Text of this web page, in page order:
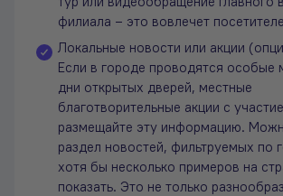
тур или видеообращение главного
филиала – это вовлечет
Локальные новости или акции
Если в городе проводятся особые
дни открытых дверей, местные
благотворительные акции с
размещайте эту информацию.
раздел новостей, фильтруемых по
хотя бы несколько примеров на
показать. Это не только